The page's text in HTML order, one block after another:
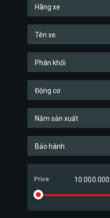
Hãng xe
Tên xe
Phân khối
Động cơ
Năm sản xuất
Bảo hành
Price